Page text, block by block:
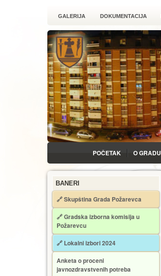
GALERIJA DOKUMENTACIJA
POČETAK O GRADU
BANERI
🔗 Skupština Grada Požarevca
🔗Gradska izborna komisija u
Požarevcu
🔗 Lokalni izbori 2024
Anketa o proceni
javnozdravstvenih potreba